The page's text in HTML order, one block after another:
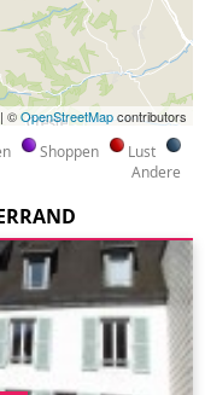
| ©OpenStreetMapcontributors
Shoppen
Lust
Andere